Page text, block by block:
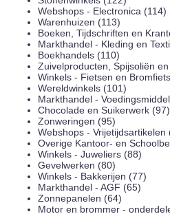
Webshops - Electronica (114)
Warenhuizen (113)
Boeken, Tijdschriften en
Markthandel - Kleding en
Boekhandels (110)
Zuivelproducten, Spijsoliën
Winkels - Fietsen en
Wereldwinkels (101)
Markthandel -
Chocolade en Suikerwerk (97)
Zonweringen (95)
Webshops - Vrijetijdsartikelen
Overige Kantoor- en
Winkels - Juweliers (88)
Gevelwerken (80)
Winkels - Bakkerijen (77)
Markthandel - AGF (65)
Zonnepanelen (64)
Motor en brommer -